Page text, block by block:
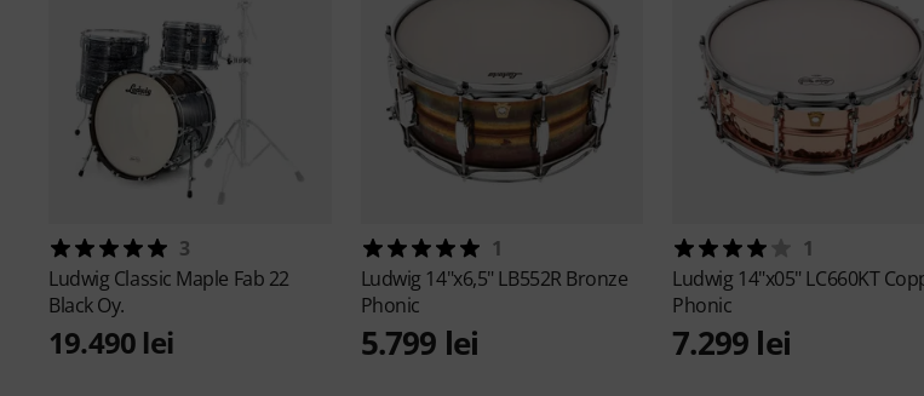
3
Ludwig Classic Maple Fab 22
Black Oy.
19.490 lei
1
Ludwig 14"x6,5" LB552R Bronze
Phonic
5.799 lei
1
Ludwig 14"x05" LC660KT
Phonic
7.299 lei